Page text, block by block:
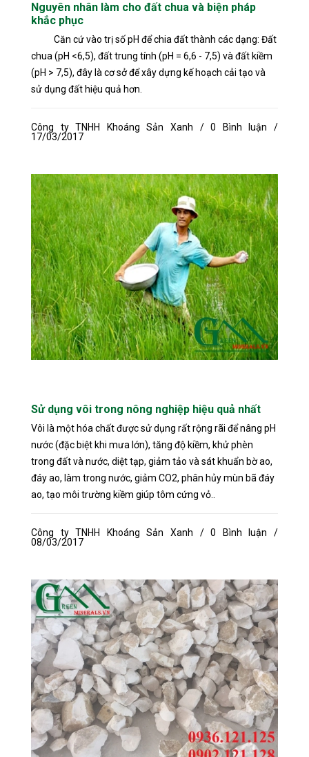
Nguyên nhân làm cho đất chua và biện pháp
khắc phục
Căn cứ vào trị số pH để chia đất thành các dạng: Đất
chua (pH <6,5), đất trung tính (pH = 6,6 - 7,5) và đất kiềm
(pH > 7,5), đây là cơ sở để xây dựng kế hoạch cải tạo và
sử dụng đất hiệu quả hơn.
Công ty TNHH Khoáng Sản Xanh / 0 Bình luận /
17/03/2017
Sử dụng vôi trong nông nghiệp hiệu quả nhất
Vôi là một hóa chất được sử dụng rất rộng rãi để nâng pH
nước (đặc biệt khi mưa lớn), tăng độ kiềm, khử phèn
trong đất và nước, diệt tạp, giảm tảo và sát khuẩn bờ ao,
đáy ao, làm trong nước, giảm CO2, phân hủy mùn bã đáy
ao, tạo môi trường kiềm giúp tôm cứng vỏ..
Công ty TNHH Khoáng Sản Xanh / 0 Bình luận /
08/03/2017